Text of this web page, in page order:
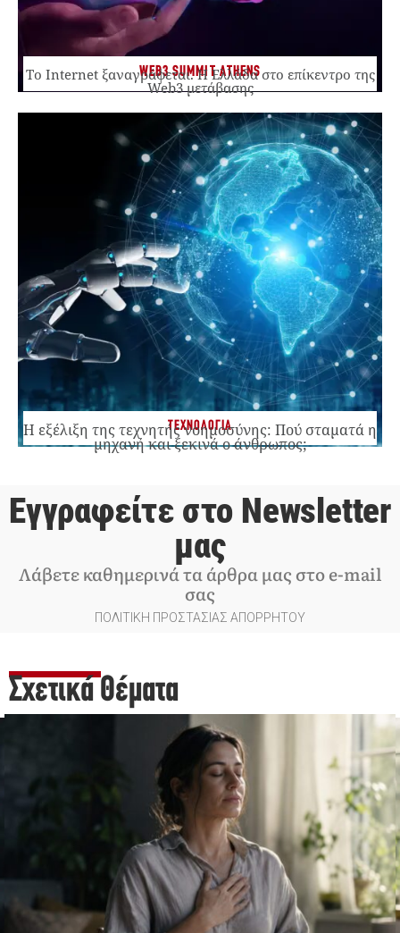
WEB3 SUMMIT ATHENS
Το Internet ξαναγράφεται. Η Ελλάδα στο επίκεντρο της
Web3 μετάβασης
ΤΕΧΝΟΛΟΓΙΑ
Η εξέλιξη της τεχνητής νοημοσύνης: Πού σταματά η
μηχανή και ξεκινά ο άνθρωπος;
Εγγραφείτε στο Newsletter
μας
Λάβετε καθημερινά τα άρθρα μας στο e-mail
σας
ΠΟΛΙΤΙΚΗ ΠΡΟΣΤΑΣΙΑΣ ΑΠΟΡΡΗΤΟΥ
Σχετικά Θέματα